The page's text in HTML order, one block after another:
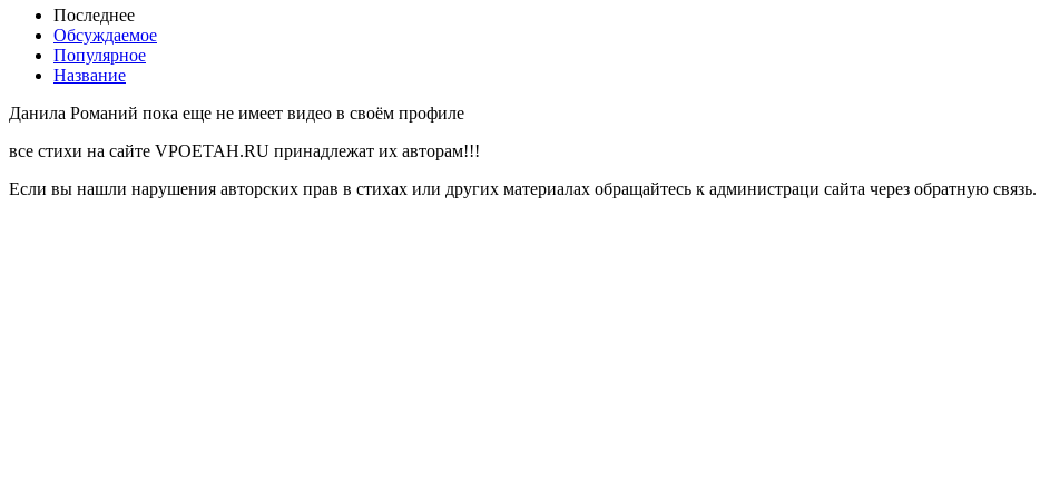
Последнее
Обсуждаемое
Популярное
Название
Данила Романий пока еще не имеет видео в своём профиле
все стихи на сайте VPOETAH.RU принадлежат их авторам!!!
Если вы нашли нарушения авторских прав в стихах или других материалах обращайтесь к администраци сайта через обратную связь.